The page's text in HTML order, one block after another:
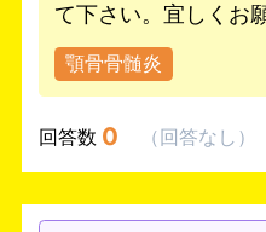
て下さい。宜しくお
顎骨骨髄炎
回答数 0 （回答なし ）